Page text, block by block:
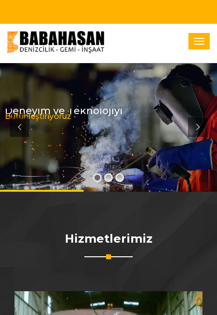
Deneyim ve Teknolojiyi
Bütünleştiriyoruz
Hizmetlerimiz